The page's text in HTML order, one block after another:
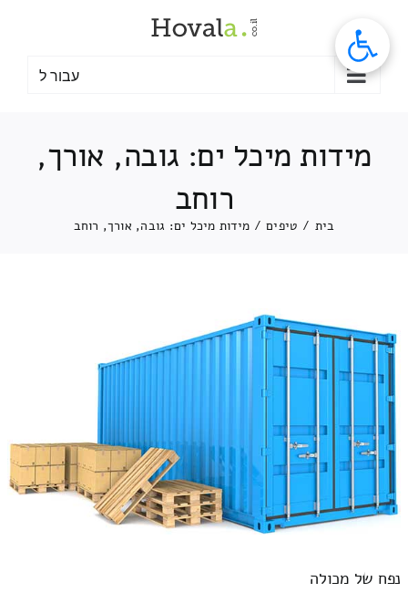
עבור ל
מידות מיכל ים: גובה, אורך,
רוחב
בית / טיפים / מידות מיכל ים: גובה, אורך, רוחב
נפח של מכולה